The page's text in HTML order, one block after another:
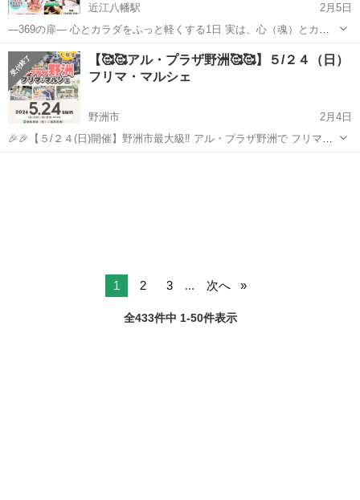
近江八幡駅
2月5日
―369の扉― 心とカラダをふっと軽くする1日 実は、心（魂）とカラ
ダはつながっているから 先に心を軽くしてからカラダを整えると、 ✔
気づきが早い ✔ 変化が深い ✔ 整った感覚が長く続く✨ だから 🔮 霊視
占い × ...
滋賀 近江八幡市 近江八幡駅 ワークショップ
【🥰🥰アル・プラザ野洲🥰🥰】５/２４（日）
フリマ・マルシェ
野洲市
2月4日
🎉🎉【５/２４(日)開催】野洲市最大級‼ アル・プラザ野洲で フリマ・
マルシェ・キッチンカー大集合🎉🎉 ＼ 野洲市で話題の屋外イベント！
1 2 3 ... 次へ
全433件中 1-50件表示